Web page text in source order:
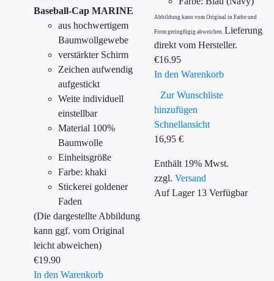
Baseball-Cap MARINE
aus hochwertigem
Baumwollgewebe
verstärkter Schirm
Zeichen aufwendig
aufgestickt
Weite individuell
einstellbar
Material 100%
Baumwolle
Einheitsgröße
Farbe: khaki
Stickerei goldener
Faden
(Die dargestellte Abbildung
kann ggf. vom Original
leicht abweichen)
€19.90
In den Warenkorb
Abbildung kann vom Original in Farbe und
Form geringfügig abweichen. Lieferung
direkt vom Hersteller.
€16.95
In den Warenkorb
Zur Wunschliste
hinzufügen
Schnellansicht
16,95 €
Enthält 19% Mwst.
zzgl. Versand
Auf Lager13 Verfügbar